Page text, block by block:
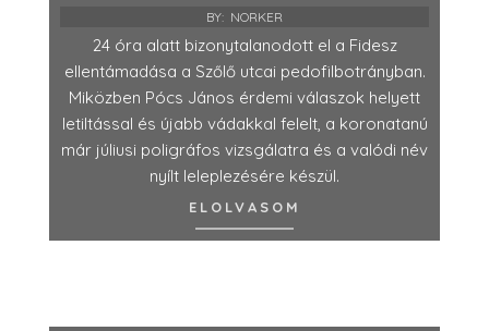
BY: NORKER
24 óra alatt bizonytalanodott el a Fidesz
ellentámadása a Szőlő utcai pedofilbotrányban.
Miközben Pócs János érdemi válaszok helyett
letiltással és újabb vádakkal felelt, a koronatanú
már júliusi poligráfos vizsgálatra és a valódi név
nyílt leleplezésére készül.
ELOLVASOM